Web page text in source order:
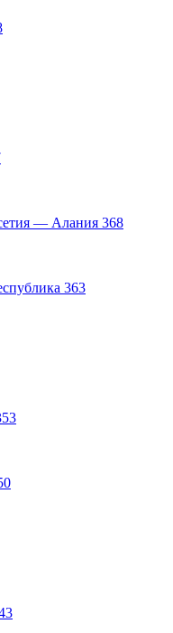
— Алания 368
363